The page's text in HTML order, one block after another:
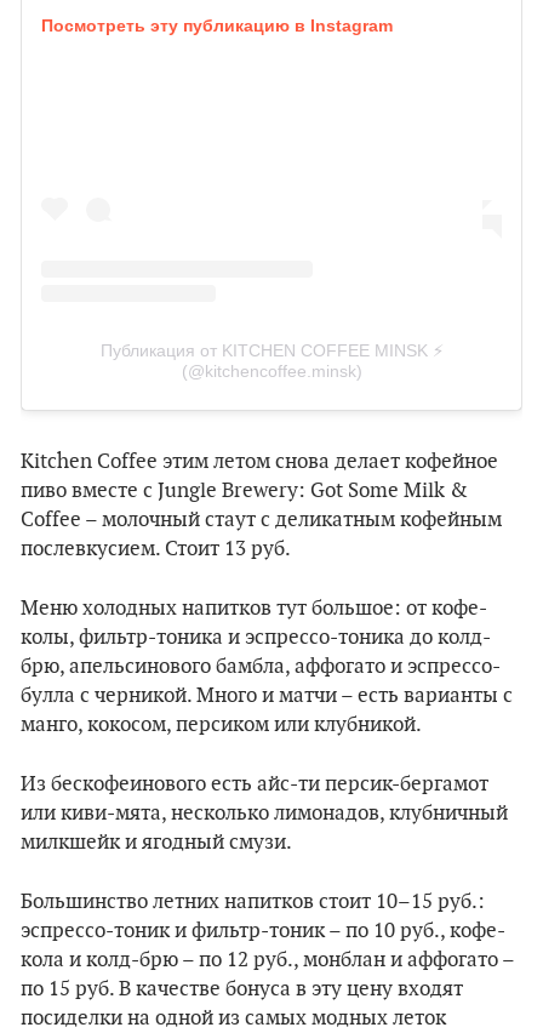
Посмотреть эту публикацию в Instagram
Публикация от KITCHEN COFFEE MINSK ⚡️
(@kitchencoffee.minsk)
Kitchen Coffee этим летом снова делает кофейное
пиво вместе с Jungle Brewery: Got Some Milk &
Coffee – молочный стаут с деликатным кофейным
послевкусием. Стоит 13 руб.
Меню холодных напитков тут большое: от кофе-
колы, фильтр-тоника и эспрессо-тоника до колд-
брю, апельсинового бамбла, аффогато и эспрессо-
булла с черникой. Много и матчи – есть варианты с
манго, кокосом, персиком или клубникой.
Из беcкофеинового есть айс-ти персик-бергамот
или киви-мята, несколько лимонадов, клубничный
милкшейк и ягодный смузи.
Большинство летних напитков стоит 10–15 руб.:
эспрессо-тоник и фильтр-тоник – по 10 руб., кофе-
кола и колд-брю – по 12 руб., монблан и аффогато –
по 15 руб. В качестве бонуса в эту цену входят
посиделки на одной из самых модных леток